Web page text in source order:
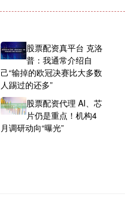
股票配资真平台 克洛
普：我通常介绍自
己“输掉的欧冠决赛比大多数
人踢过的还多”
股票配资代理 AI、芯
片仍是重点！机构4
月调研动向“曝光”